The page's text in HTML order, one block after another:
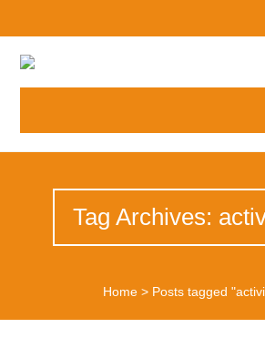
Tag Archives:
Home> Posts tagged